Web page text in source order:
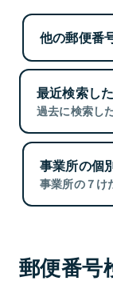
他の郵便番
最近検索し
過去に検索し
事業所の個
事業所の７け
郵便番号